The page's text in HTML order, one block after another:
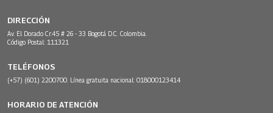
DIRECCIÓN
Av. El Dorado Cr.45 # 26 - 33 Bogotá D.C. Colombia.
Código Postal: 111321
TELÉFONOS
(+57) (601) 2200700. Línea gratuita nacional: 018000123414
HORARIO DE ATENCIÓN